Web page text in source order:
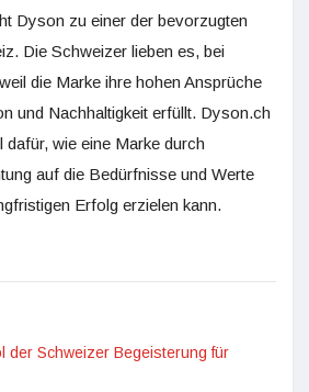
Dyson zu einer der bevorzugten
Die Schweizer lieben es, bei
die Marke ihre hohen Ansprüche
und Nachhaltigkeit erfüllt. Dyson.ch
dafür, wie eine Marke durch
auf die Bedürfnisse und Werte
Erfolg erzielen kann.
der Schweizer Begeisterung für